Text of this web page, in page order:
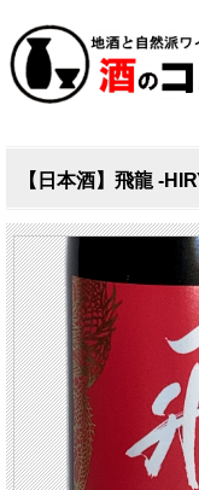
【日本酒】飛龍 -